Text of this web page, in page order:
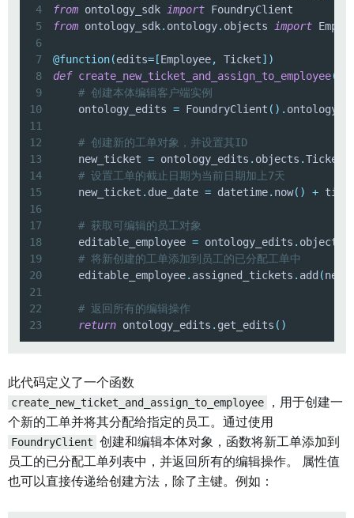
4
from ontology_sdk import
5
from ontology_sdk. ontology. objects import
6
7
@function(edits=[Employee, Ticket] )
8
def create_new_ticket_and_assign_to_employee(
9
# 创建本体编辑客户端实例
10
    ontology_edits
= FoundryClient ( ) . ontology
11
12
# 创建新的工单对象，并设置其ID
13
    new_ticket
= ontology_edits . objects .Ticket
14
# 设置工单的截止日期为当前日期加上7天
15
    new_ticket
. due_date = datetime. now( ) +
16
17
# 获取可编辑的员工对象
18
    editable_employee
= ontology_edits . objects
19
# 将新创建的工单添加到员工的已分配工单中
20
    editable_employee
. assigned_tickets . add (
21
22
# 返回所有的编辑操作
23
return ontology_edits . get_edits ( )
此代码定义了一个函数
create_new_ticket_and_assign_to_employee
，用于创建一
个新的工单并将其分配给指定的员工。通过使用
FoundryClient 创建和编辑本体对象，函数将新工单添加到
员工的已分配工单列表中，并返回所有的编辑操作。 属性值
也可以直接传递给创建方法，除了主键。例如：